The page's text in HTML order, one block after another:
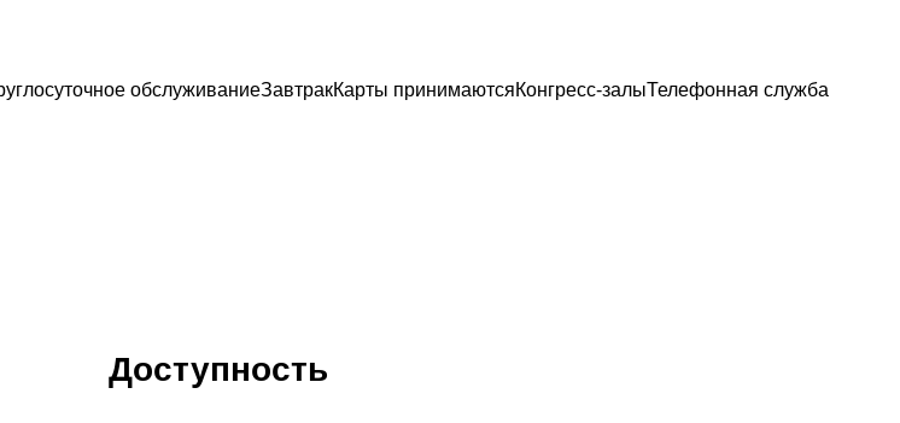
обслуживаниеЗавтракКарты принимаютсяКонгресс-залыТелефонная служба
Доступность